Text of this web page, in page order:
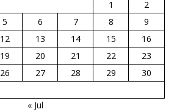
1
2
5 6 7 8
9
12 13 14 15
16
19 20 21 22
23
26 27 28 29
30
« Jul